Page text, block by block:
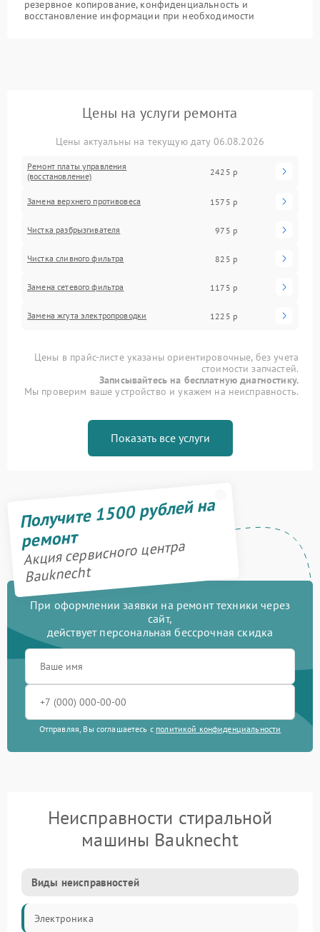
резервное копирование, конфиденциальность и
восстановление информации при необходимости
Цены на услуги ремонта
Цены актуальны на текущую дату 06.08.2026
Ремонт платы управления
(восстановление)
2425 р
Замена верхнего противовеса 1575 р
Чистка разбрызгивателя 975 р
Чистка сливного фильтра 825 р
Замена сетевого фильтра 1175 р
Замена жгута электропроводки 1225 р
Цены в прайс-листе указаны ориентировочные, без учета
стоимости запчастей.
Записывайтесь на бесплатную диагностику.
Мы проверим ваше устройство и укажем на неисправность.
Показать все услуги
Получите 1500 рублей на
ремонт
Акция сервисного центра
Bauknecht
При оформлении заявки на ремонт техники через
сайт,
действует персональная бессрочная скидка
Отправляя, Вы соглашаетесь с политикой конфиденциальности
Неисправности стиральной
машины Bauknecht
Виды неисправностей
Электроника